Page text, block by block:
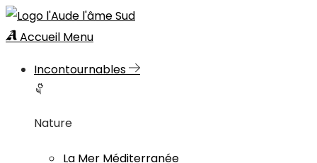
Accueil Menu
Incontournables
Nature
La Mer Méditerranée